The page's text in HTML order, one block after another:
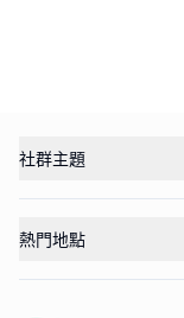
社群主題
熱門地點